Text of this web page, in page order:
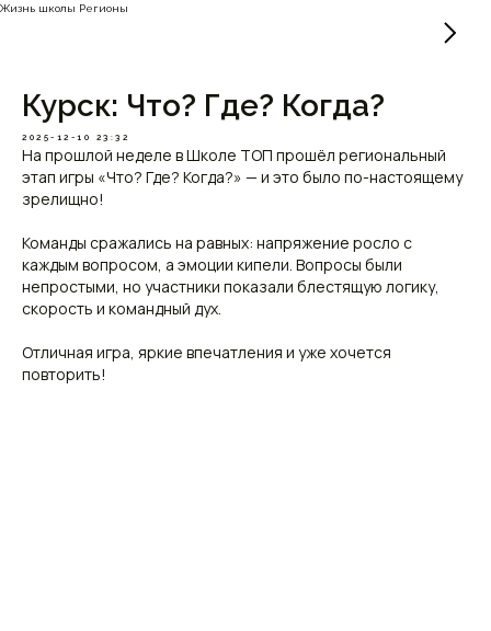
Жизнь школы Регионы
Курск: Что? Где? Когда?
2025-12-10 23:32
На прошлой неделе в Школе ТОП прошёл региональный
этап игры «Что? Где? Когда?» — и это было по-настоящему
зрелищно!
Команды сражались на равных: напряжение росло с
каждым вопросом, а эмоции кипели. Вопросы были
непростыми, но участники показали блестящую логику,
скорость и командный дух.
Отличная игра, яркие впечатления и уже хочется
повторить!